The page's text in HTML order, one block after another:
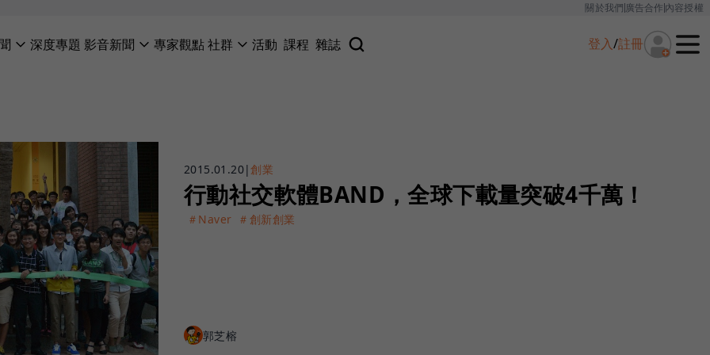
關於我們廣告合作內容授權
深度專題 影音新聞 專家觀點社群 活動 課程 雜誌 登入/註冊
2015.01.20|創業
行動社交軟體BAND，全球下載量突破4千萬！
＃Naver ＃創新創業
郭芝榕